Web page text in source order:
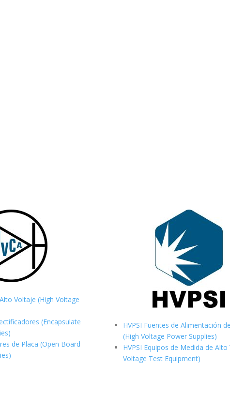
Voltaje (High Voltage
(Encapsulate
de Placa (Open Board
HVPSI Fuentes de Alimentación
(High Voltage Power Supplies)
HVPSI Equipos de Medida de
Voltage Test Equipment)